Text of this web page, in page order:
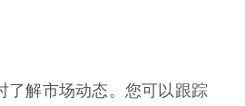
了解市场动态。您可以跟踪